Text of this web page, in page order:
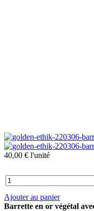
40,00 € l'unité
Ajouter au panier
Barrette en or végétal